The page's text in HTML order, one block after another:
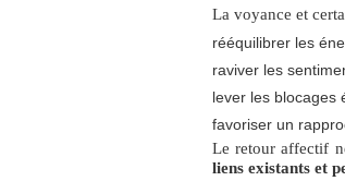
La voyance et
rééquilibrer les
raviver les
lever les blocages
favoriser un
Le retour affectif
liens existants et